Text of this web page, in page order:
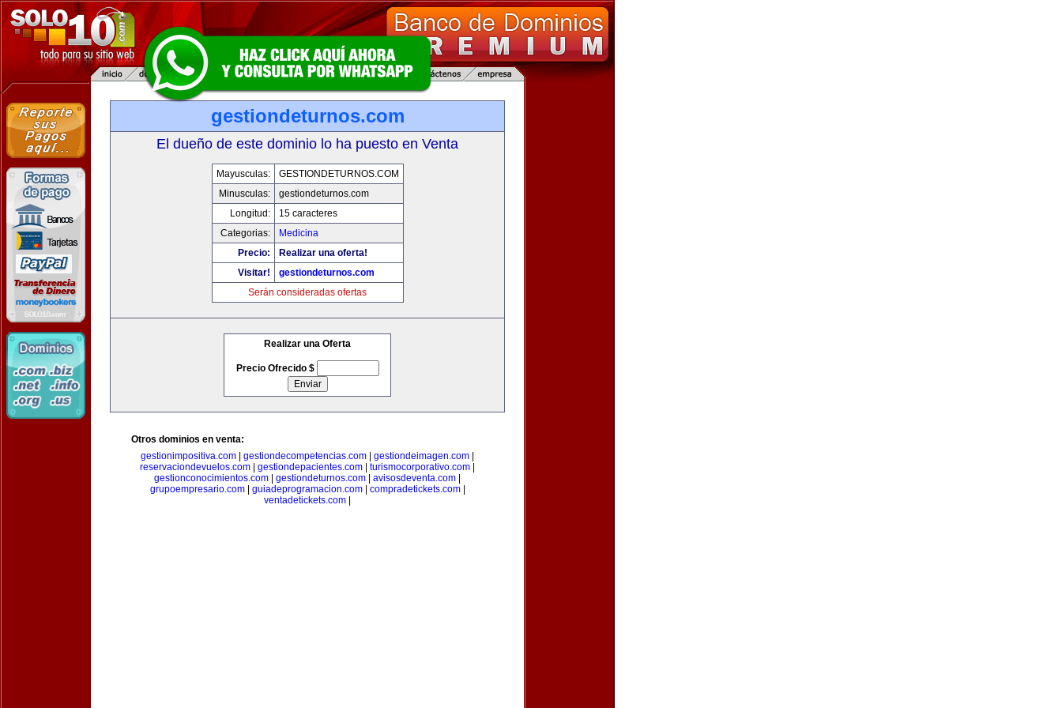
gestiondeturnos.com
El dueño de este dominio lo ha puesto en Venta
Mayusculas:
GESTIONDETURNOS.COM
Minusculas:
gestiondeturnos.com
Longitud:
15 caracteres
Categorias:
Medicina
Precio:
Realizar una oferta!
Visitar!
gestiondeturnos.com
Serán consideradas ofertas
Realizar una Oferta
Precio Ofrecido $
Otros dominios en venta:
gestionimpositiva.com
gestiondecompetencias.com gestiondeimagen.com
reservaciondevuelos.com
gestiondepacientes.com turismocorporativo.com
gestionconocimientos.com
gestiondeturnos.com avisosdeventa.com
grupoempresario.com| guiadeprogramacion.com| compradetickets.com|
ventadetickets.com